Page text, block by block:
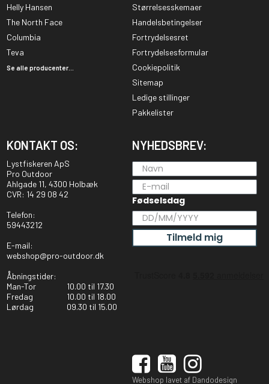
Helly Hansen
The North Face
Columbia
Teva
Se alle producenter...
Størrelsesskemaer
Handelsbetingelser
Fortrydelsesret
Fortrydelsesformular
Cookiepolitik
Sitemap
Ledige stillinger
Pakkelister
KONTAKT OS:
Lystfiskeren ApS
Pro Outdoor
Ahlgade 11, 4300 Holbæk
CVR: 14 29 08 42
Telefon:
59443212
E-mail:
webshop@pro-outdoor.dk
Åbningstider:
Man-Tor
10.00 til 17.30
Fredag
10.00 til 18.00
Lørdag
09.30 til 15.00
NYHEDSBREV:
Fødselsdag
Tilmeld mig
Webshop lavet af Dandodesign